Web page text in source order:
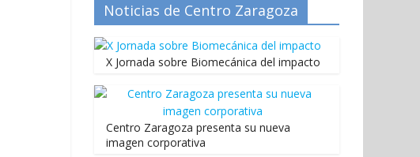
Noticias de Centro Zaragoza
X Jornada sobre Biomecánica del impacto
Centro Zaragoza presenta su nueva
imagen corporativa